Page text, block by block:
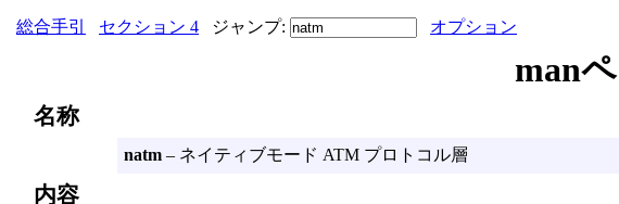
総合手引 セクション 4 ジャンプ: オプション
man
名称
natm – ネイティブモード ATM プロトコル層
内容